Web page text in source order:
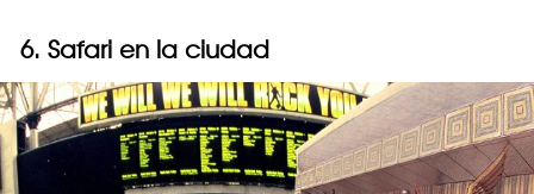
6. Safari en la ciudad